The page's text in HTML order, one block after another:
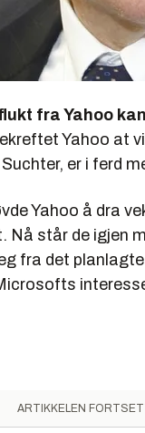
fra Yahoo
Yahoo at
er i ferd
Yahoo å dra
Nå står de igjen
fra det
ARTIKKELEN